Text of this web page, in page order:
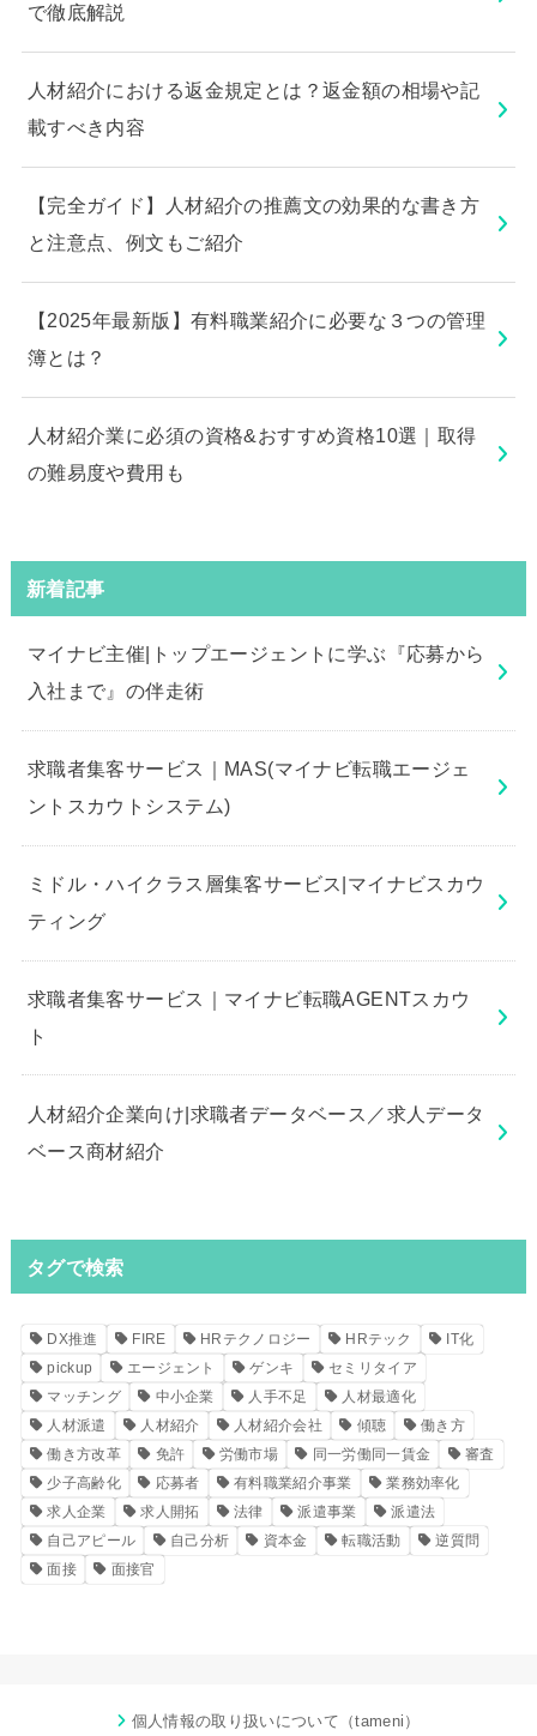
で徹底解説
人材紹介における返金規定とは？返金額の相場や記
載すべき内容
【完全ガイド】人材紹介の推薦文の効果的な書き方
と注意点、例文もご紹介
【2025年最新版】有料職業紹介に必要な３つの管理
簿とは？
人材紹介業に必須の資格&おすすめ資格10選｜取得
の難易度や費用も
新着記事
マイナビ主催|トップエージェントに学ぶ『応募から
入社まで』の伴走術
求職者集客サービス｜MAS(マイナビ転職エージェ
ントスカウトシステム)
ミドル・ハイクラス層集客サービス|マイナビスカウ
ティング
求職者集客サービス｜マイナビ転職AGENTスカウ
ト
人材紹介企業向け|求職者データベース／求人データ
ベース商材紹介
タグで検索
DX推進 FIRE HRテクノロジー HRテック
IT化
pickup
エージェント ゲンキ
セミリタイア
マッチング
中小企業 人手不足
人材最適化
人材派遣
人材紹介 人材紹介会社 傾聴
働き方
働き方改革
免許 労働市場 同一労働同一賃金
審査
少子高齢化
応募者 有料職業紹介事業
業務効率化
求人企業
求人開拓 法律 派遣事業
派遣法
自己アピール
自己分析 資本金 転職活動
逆質問
面接
面接官
個人情報の取り扱いについて（tameni）